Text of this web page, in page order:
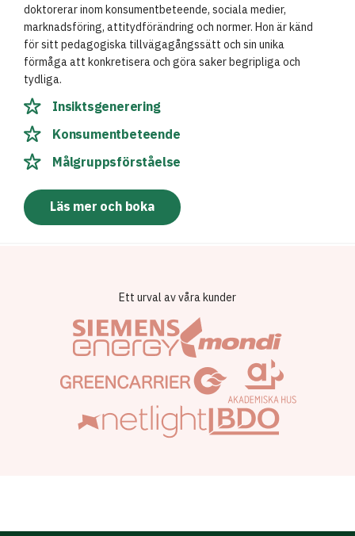
doktorerar inom konsumentbeteende, sociala medier,
marknadsföring, attitydförändring och normer. Hon är känd
för sitt pedagogiska tillvägagångssätt och sin unika
förmåga att konkretisera och göra saker begripliga och
tydliga.
Insiktsgenerering
Konsumentbeteende
Målgruppsförståelse
Läs mer och boka
Ett urval av våra kunder